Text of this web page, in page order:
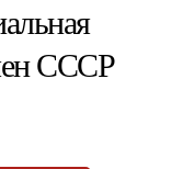
СССР